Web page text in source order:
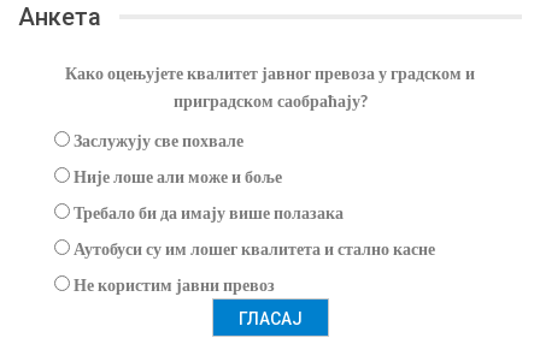
Анкета
Како оцењујете квалитет јавног превоза у градском и
приградском саобраћају?
Заслужују све похвале
Није лоше али може и боље
Требало би да имају више полазака
Аутобуси су им лошег квалитета и стално касне
Не користим јавни превоз